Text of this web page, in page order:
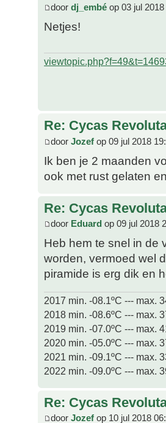
door dj_embé op 03 jul
Netjes!
Re: Cycas
door Jozef op 09 jul 2018
Ik ben je 2 maanden
ook met rust gelaten
Re: Cycas
door Eduard op 09 jul 2018
Heb hem te snel in de
worden, vermoed wel
piramide is erg dik en
2017 min. -08.1ºC --- max.
2018 min. -08.6ºC --- max.
2019 min. -07.0ºC --- max.
2020 min. -05.0ºC --- max.
2021 min. -09.1ºC --- max.
2022 min. -09.0ºC --- max.
Re: Cycas
door Jozef op 10 jul 2018